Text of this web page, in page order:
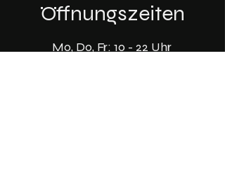
Öffnungszeiten
Mo, Do, Fr: 10 - 22 Uhr